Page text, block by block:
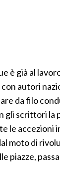
è già al
autori
da filo
gli scrittori la
le accezioni
moto di
piazze,